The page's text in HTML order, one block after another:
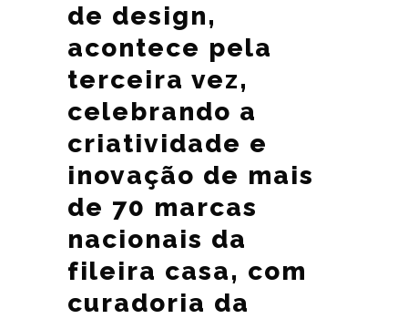
de design,
acontece pela
terceira vez,
celebrando a
criatividade e
inovação de mais
de 70 marcas
nacionais da
fileira casa, com
curadoria da